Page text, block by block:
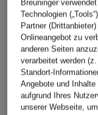
Breuninger
Technologien
Partner
Onlineangebot zu
anderen Seiten
verarbeitet werden
Standort-
Angebote und
aufgrund Ihres
unserer Webseite,